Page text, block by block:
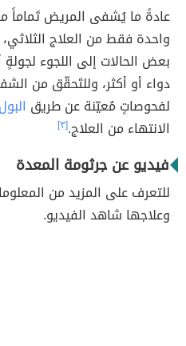
عادةً ما يُشفى المريض تَماماً
واحدة فقط من العلاج
بعض الحالات إلى اللجوء
دواء أو أكثر، وللتَحقّق من
لفحوصاتٍ مُعيّنة عن طريق البول
الانتهاء من العلاج.[٣]
فيديو عن جرثومة المعدة
للتعرف على المزيد من
وعلاجها شاهد الفيديو.